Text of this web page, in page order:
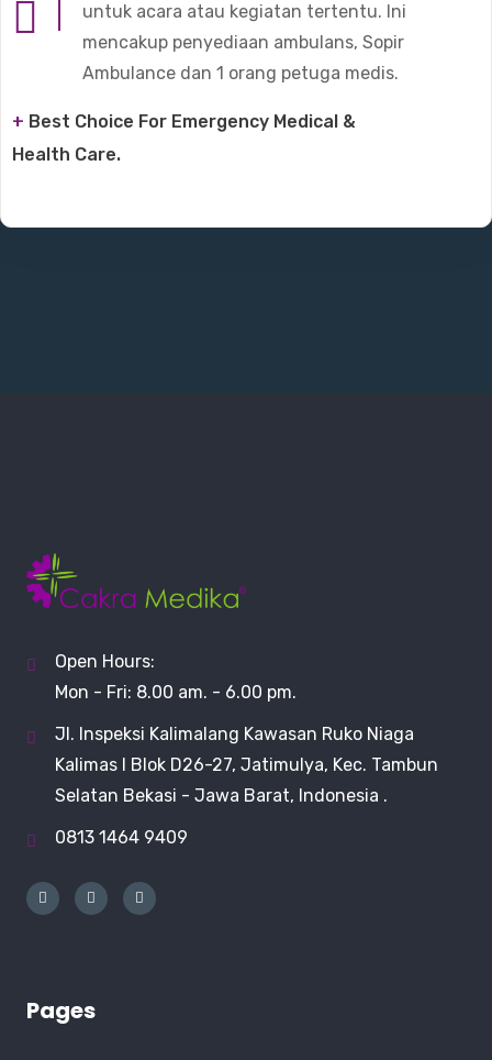
untuk acara atau kegiatan tertentu. Ini
mencakup penyediaan ambulans, Sopir
Ambulance dan 1 orang petuga medis.
+ Best Choice For Emergency Medical &
Health Care.
Open Hours:
Mon - Fri: 8.00 am. - 6.00 pm.
Jl. Inspeksi Kalimalang Kawasan Ruko Niaga
Kalimas I Blok D26-27, Jatimulya, Kec. Tambun
Selatan Bekasi - Jawa Barat, Indonesia .
0813 1464 9409
Pages